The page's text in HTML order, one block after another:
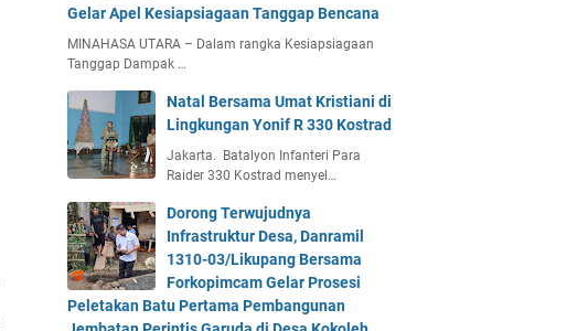
Gelar Apel Kesiapsiagaan Tanggap Bencana
MINAHASA UTARA – Dalam rangka Kesiapsiagaan
Tanggap Dampak …
Natal Bersama Umat Kristiani di
Lingkungan Yonif R 330 Kostrad
Jakarta. Batalyon Infanteri Para
Raider 330 Kostrad menyel…
Dorong Terwujudnya
Infrastruktur Desa, Danramil
1310-03/Likupang Bersama
Forkopimcam Gelar Prosesi
Peletakan Batu Pertama Pembangunan